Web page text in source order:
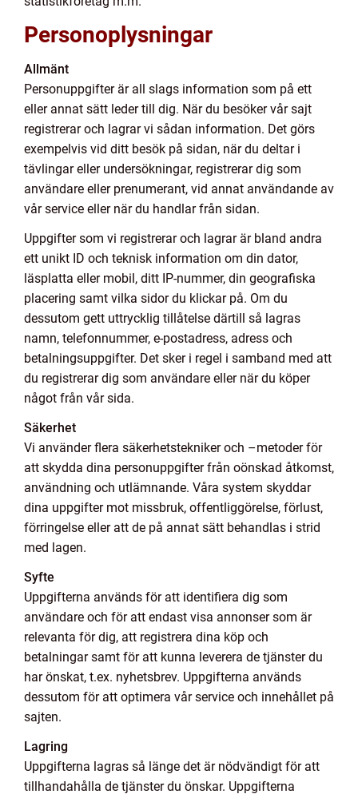
Personoplysningar
Allmänt
Personuppgifter är all slags information som på ett
eller annat sätt leder till dig. När du besöker vår sajt
registrerar och lagrar vi sådan information. Det görs
exempelvis vid ditt besök på sidan, när du deltar i
tävlingar eller undersökningar, registrerar dig som
användare eller prenumerant, vid annat användande av
vår service eller när du handlar från sidan.
Uppgifter som vi registrerar och lagrar är bland andra
ett unikt ID och teknisk information om din dator,
läsplatta eller mobil, ditt IP-nummer, din geografiska
placering samt vilka sidor du klickar på. Om du
dessutom gett uttrycklig tillåtelse därtill så lagras
namn, telefonnummer, e-postadress, adress och
betalningsuppgifter. Det sker i regel i samband med att
du registrerar dig som användare eller när du köper
något från vår sida.
Säkerhet
Vi använder flera säkerhetstekniker och –metoder för
att skydda dina personuppgifter från oönskad åtkomst,
användning och utlämnande. Våra system skyddar
dina uppgifter mot missbruk, offentliggörelse, förlust,
förringelse eller att de på annat sätt behandlas i strid
med lagen.
Syfte
Uppgifterna används för att identifiera dig som
användare och för att endast visa annonser som är
relevanta för dig, att registrera dina köp och
betalningar samt för att kunna leverera de tjänster du
har önskat, t.ex. nyhetsbrev. Uppgifterna används
dessutom för att optimera vår service och innehållet på
sajten.
Lagring
Uppgifterna lagras så länge det är nödvändigt för att
tillhandahålla de tjänster du önskar. Uppgifterna